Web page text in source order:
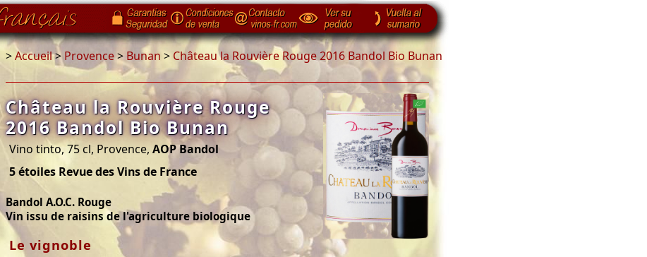
>Accueil>Provence> Bunan > Château la Rouvière Rouge 2016 Bandol Bio Bunan
Château la Rouvière Rouge
2016 Bandol Bio Bunan
Vino tinto, 75 cl, Provence, AOP Bandol
5 étoiles Revue des Vins de France
Bandol A.O.C. Rouge
Vin issu de raisins de l'agriculture biologique
Le vignoble